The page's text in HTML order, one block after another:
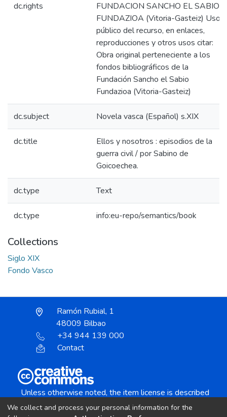
dc.rights
FUNDACION SANCHO EL SABIO
FUNDAZIOA (Vitoria-Gasteiz) Uso
público del recurso, en enlaces,
reproducciones y otros usos citar:
Obra original perteneciente a los
fondos bibliográficos de la
Fundación Sancho el Sabio
Fundazioa (Vitoria-Gasteiz)
dc.subject Novela vasca (Español) s.XIX
dc.title
Ellos y nosotros : episodios de la
guerra civil / por Sabino de
Goicoechea.
dc.type Text
dc.type info:eu-repo/semantics/book
Collections
Siglo XIX
Fondo Vasco
Ramón Rubial, 1
48009 Bilbao
+34 944 139 000
Contact
Unless otherwise noted, the item license is described
We collect and process your personal information for the